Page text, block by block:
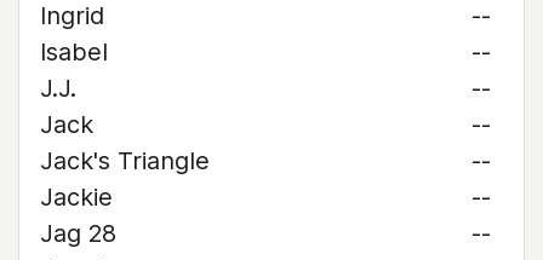
Ingrid
--
Isabel
--
J.J.
--
Jack
--
Jack's Triangle
--
Jackie
--
Jag 28
--